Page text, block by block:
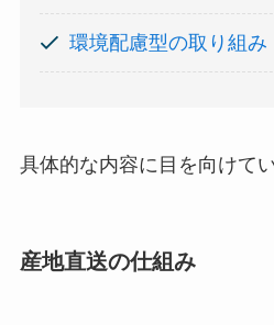
環境配慮型の取り組み
具体的な内容に目を向けて
産地直送の仕組み